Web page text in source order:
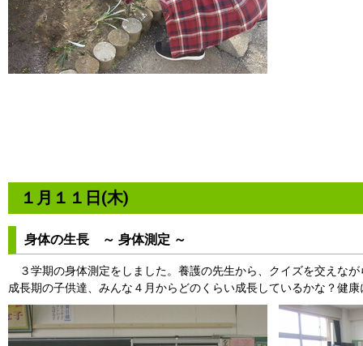
１月１１日(木)
身体の生長 ～ 身体測定 ～
３学期の身体測定をしました。養護の先生から、クイズを交えな
成長期の子供達、みんな４月からどのくらい成長しているかな？健